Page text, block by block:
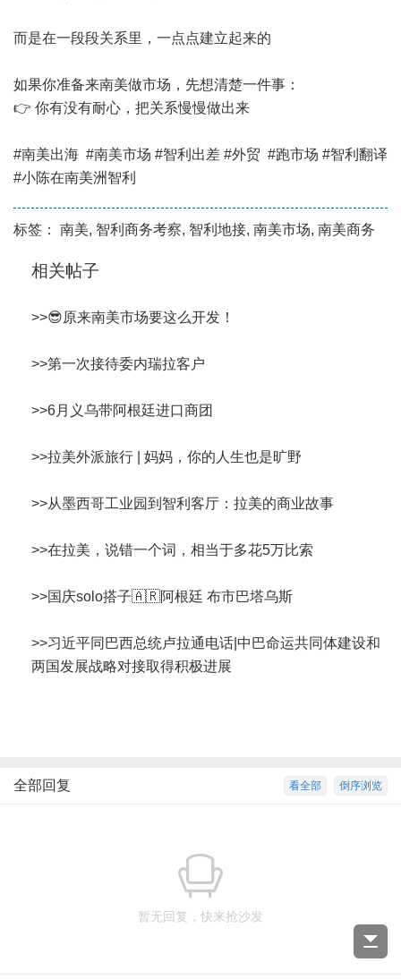
而是在一段段关系里，一点点建立起来的
如果你准备来南美做市场，先想清楚一件事：
👉 你有没有耐心，把关系慢慢做出来
#南美出海 #南美市场 #智利出差 #外贸 #跑市场 #智利翻译
#小陈在南美洲智利
标签： 南美, 智利商务考察, 智利地接, 南美市场, 南美商务
相关帖子
>>😎原来南美市场要这么开发！
>>第一次接待委内瑞拉客户
>>6月义乌带阿根廷进口商团
>>拉美外派旅行 | 妈妈，你的人生也是旷野
>>从墨西哥工业园到智利客厅：拉美的商业故事
>>在拉美，说错一个词，相当于多花5万比索
>>国庆solo搭子🇦🇷阿根廷 布市巴塔乌斯
>>习近平同巴西总统卢拉通电话|中巴命运共同体建设和
两国发展战略对接取得积极进展
倒序浏览
看全部
全部回复
暂无回复，快来抢沙发